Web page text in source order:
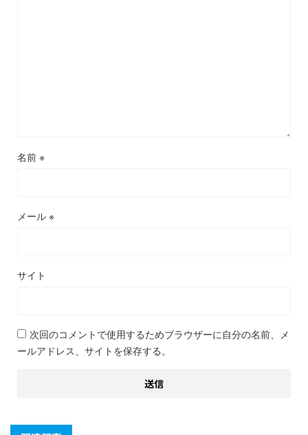
名前 ※
メール ※
サイト
次回のコメントで使用するためブラウザーに自分の名前、メ
ールアドレス、サイトを保存する。